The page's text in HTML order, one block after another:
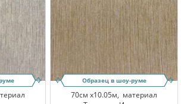
Образец в шоу-руме
70см x10.05м, материал